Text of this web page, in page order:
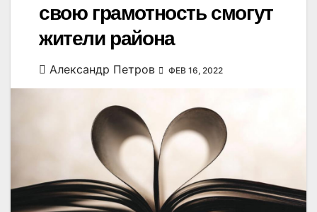
свою грамотность смогут
жители района
Александр Петров ФЕВ 16, 2022